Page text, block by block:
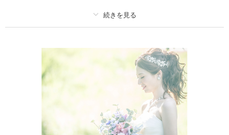
撮影料 新郎衣装3着
小物一式
台紙付写真
挙式
家族用衣装レンタル
その他含むもの